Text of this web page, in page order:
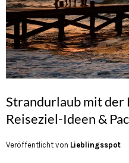
Strandurlaub mit der
Reiseziel-Ideen &
Veröffentlicht von Lieblingsspot